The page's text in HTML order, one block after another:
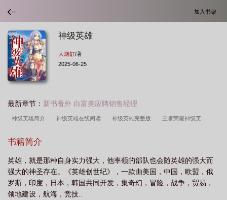
加入书架
神级英雄
大烟缸/著
2025-06-25
最新章节： 新书番外 白富美应聘销售经理
神级英雄简介 神级英雄在线阅读 神级英雄完整版 王者荣耀神级英
英雄txt笔趣阁
谁 神级英雄 第67章 神级英雄顶点 神级英雄txt 精校版 神级英雄 地
址 神级英雄完结啦吗 神级英雄们的继承者 漫画 神级英雄TXT免费 神
级英雄贴吧 神级英雄TXT
书籍简介
英雄，就是那种自身实力强大，他率领的部队也会随英雄的强大而
强大的神圣存在。《英雄创世纪》，一款由美国，中国，欧盟，俄
罗斯，印度，日本，韩国共同开发，集奇幻，冒险，战争，贸易，
领地建设，航海，竞技..